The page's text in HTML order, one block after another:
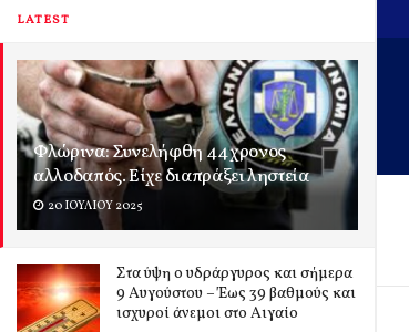
LATEST
Φλώρινα: Συνελήφθη 44χρονος
αλλοδαπός. Είχε διαπράξει ληστεία
20 ΙΟΥΛΊΟΥ 2025
Στα ύψη ο υδράργυρος και σήμερα
9 Αυγούστου – Έως 39 βαθμούς και
ισχυροί άνεμοι στο Αιγαίο